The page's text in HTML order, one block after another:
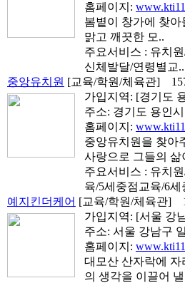
홈페이지:
봄볕이 창가에 찾
맑고 깨끗한 모..
주요서비스 : 유치
신체발달/연령별교..
중앙유치원 [교육/학원/체육관]
가입지역: [경기도
주소: 경기도 용인
홈페이지:
중앙유치원을 찾아
사랑으로 그들의 삶
주요서비스 : 유치
육/5세중점교육/6세
예지킨더케어 [교육/학원/체육관]
가입지역: [서울 강
주소: 서울 강남구
홈페이지:
대모산 산자락에
의 생각을 이끌어 낼